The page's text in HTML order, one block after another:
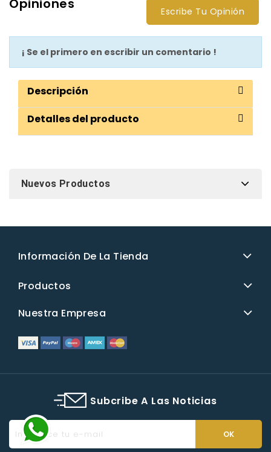
Opiniones Escribe Tu Opinión
¡ Se el primero en escribir un comentario !
Descripción
Detalles del producto
Nuevos Productos
Información De La Tienda
Productos
Nuestra Empresa
Subcribe A Las Noticias